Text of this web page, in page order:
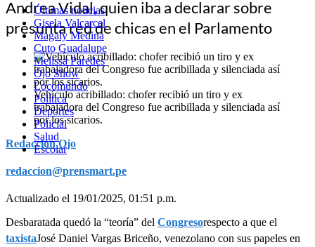
Últimas noticias
Gisela Valcarcel
Magaly Medina
Cuto Guadalupe
Melissa Paredes
Ojo Show
Locomundo
Política
Deportes
Policial
Salud
Escolar
Andrea Vidal, quien iba a declarar sobre
presunta red de chicas en el Parlamento
Vehículo acribillado: chofer recibió un tiro y ex
trabajadora del Congreso fue acribillada y silenciada así
por los sicarios.
Redacción Ojo
redaccion@prensmart.pe
Actualizado el 19/01/2025, 01:51 p.m.
Desbaratada quedó la “teoría” del Congresorespecto a que el
taxistaJosé Daniel Vargas Briceño, venezolano con sus papeles en